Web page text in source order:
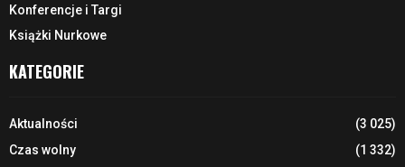
Konferencje i Targi
Książki Nurkowe
KATEGORIE
Aktualności
(3 025)
Czas wolny
(1 332)